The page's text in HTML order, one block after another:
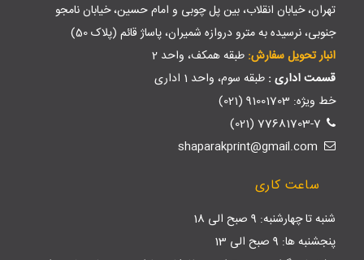
تهران، خیابان انقلاب، بین پل چوبی و امام حسین، خیابان نامجو
جنوبی، نرسیده به مترو دروازه شمیران، پاساژ قائم (پلاک 50)
انبار تحویل سفارش: طبقه همکف، واحد 2
قسمت اداری : طبقه سوم، واحد 1 اداری
خط ویژه: 91001703 (021)
77681703-7 (021)
ساعت کاری
شنبه تا چهارشنبه: 9 صبح الی 18
پنجشنبه ها: 9 صبح الی 13